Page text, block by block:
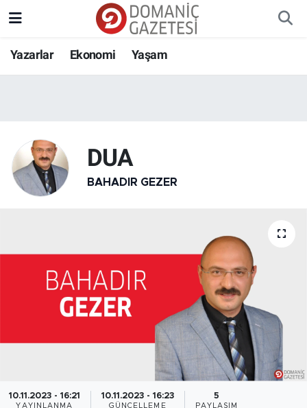
Yazarlar Ekonomi Yaşam
DUA
BAHADIR GEZER
10.11.2023 - 16:21
YAYINLANMA
10.11.2023 - 16:23
GÜNCELLEME
5
PAYLAŞIM